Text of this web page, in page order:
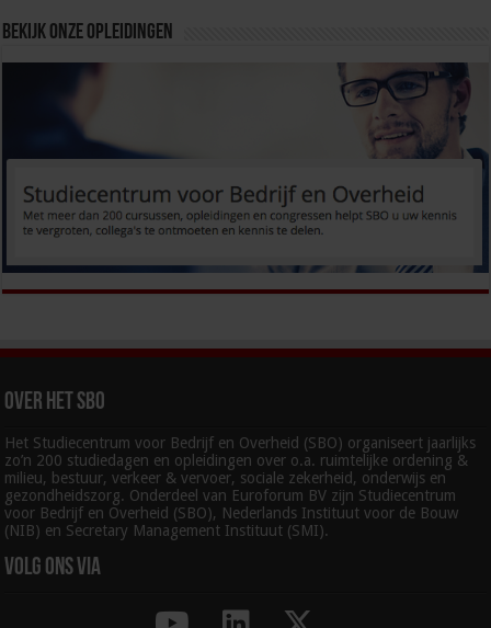
Bekijk onze opleidingen
Over het SBO
Het Studiecentrum voor Bedrijf en Overheid (SBO) organiseert jaarlijks
zo’n 200 studiedagen en opleidingen over o.a. ruimtelijke ordening &
milieu, bestuur, verkeer & vervoer, sociale zekerheid, onderwijs en
gezondheidszorg. Onderdeel van Euroforum BV zijn Studiecentrum
voor Bedrijf en Overheid (SBO), Nederlands Instituut voor de Bouw
(NIB) en Secretary Management Instituut (SMI).
Volg ons via